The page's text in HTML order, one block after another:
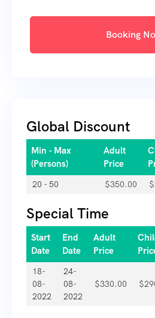
Booking
Global Discount
Min - Max
(Persons)
Adult
Price
20 - 50 $350.00 $
Special Time
Start
Date
End
Date
Adult
Price
18-
08-
2022
24-
08-
2022
$330.00 $